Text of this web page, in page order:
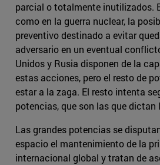
parcial o totalmente inutilizados.
como en la guerra nuclear, la
preventivo destinado a evitar
adversario en un eventual
Unidos y Rusia disponen de la
estas acciones, pero el resto de
estar a la zaga. El resto intenta
potencias, que son las que dictan
Las grandes potencias se
espacio el mantenimiento de la
internacional global y tratan de